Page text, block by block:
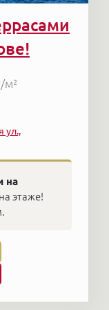
/м²
ул.,
на
этаже!